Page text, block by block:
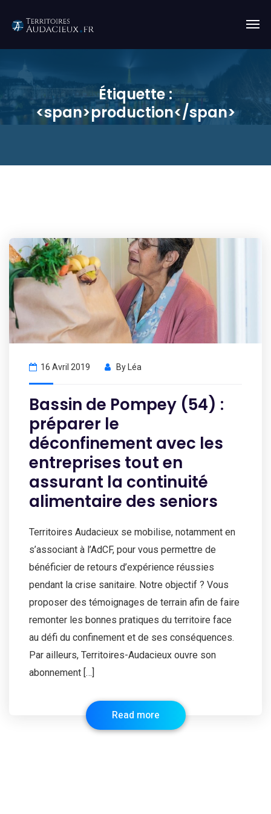
Étiquette :
<span>production</span>
16 Avril 2019 By Léa
Bassin de Pompey (54) :
préparer le
déconfinement avec les
entreprises tout en
assurant la continuité
alimentaire des seniors
Territoires Audacieux se mobilise, notamment en
s’associant à l’AdCF, pour vous permettre de
bénéficier de retours d’expérience réussies
pendant la crise sanitaire. Notre objectif ? Vous
proposer des témoignages de terrain afin de faire
remonter les bonnes pratiques du territoire face
au défi du confinement et de ses conséquences.
Par ailleurs, Territoires-Audacieux ouvre son
abonnement […]
Read more